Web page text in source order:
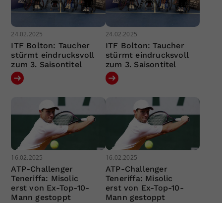
24.02.2025
ITF Bolton: Taucher
stürmt eindrucksvoll
zum 3. Saisontitel
24.02.2025
ITF Bolton: Taucher
stürmt eindrucksvoll
zum 3. Saisontitel
16.02.2025
ATP-Challenger
Teneriffa: Misolic
erst von Ex-Top-10-
Mann gestoppt
16.02.2025
ATP-Challenger
Teneriffa: Misolic
erst von Ex-Top-10-
Mann gestoppt